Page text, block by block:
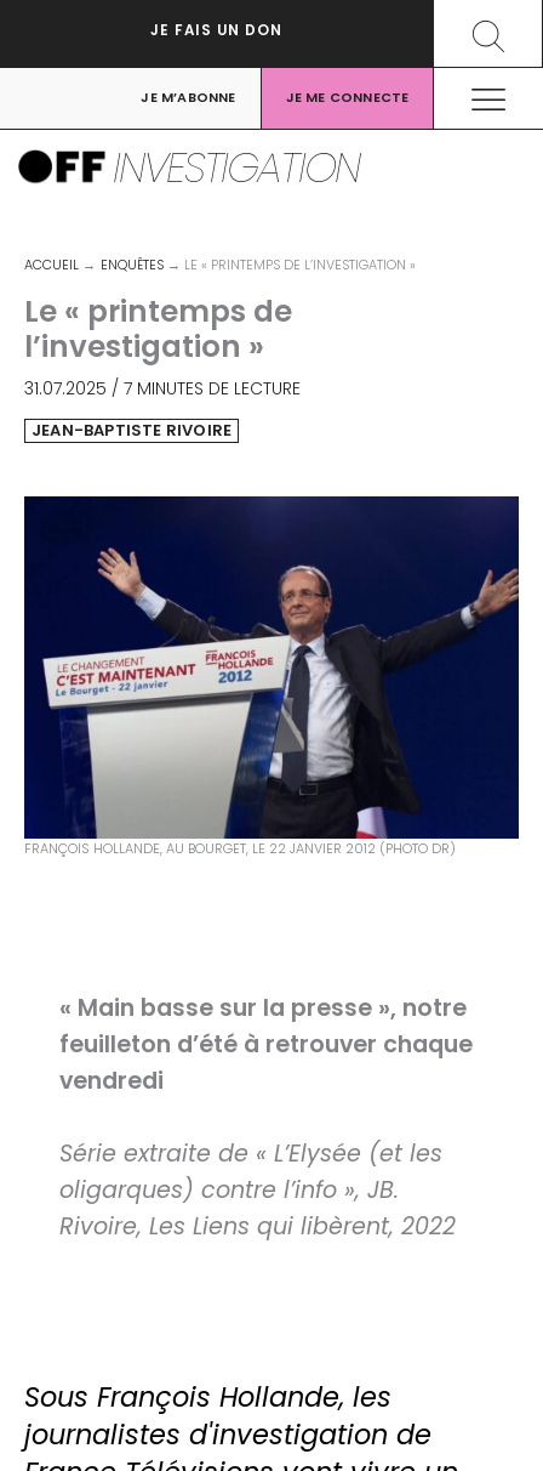
JE FAIS UN DON
JE M’ABONNE JE ME CONNECTE
INVESTIGATION
ACCUEIL ENQUÊTES LE « PRINTEMPS DE L’INVESTIGATION »
Le « printemps de
l’investigation »
31.07.2025 / 7 MINUTES DE LECTURE
JEAN-BAPTISTE RIVOIRE
FRANÇOIS HOLLANDE, AU BOURGET, LE 22 JANVIER 2012 (PHOTO DR)
« Main basse sur la presse », notre
feuilleton d’été à retrouver chaque
vendredi
Série extraite de « L’Elysée (et les
oligarques) contre l’info », JB.
Rivoire, Les Liens qui libèrent, 2022
Sous François Hollande, les
journalistes d'investigation de